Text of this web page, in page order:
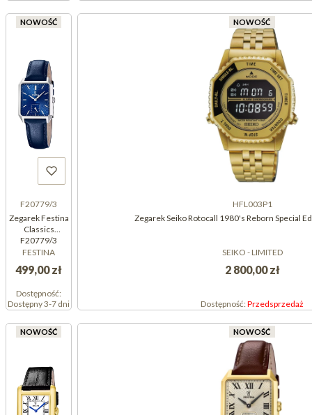
NOWOŚĆ
F20779/3
Zegarek Festina
Classics
F20779/3
(F207793)
FESTINA
499,00 zł
Dostępność:
Dostępny 3-7 dni
NOWOŚĆ
HFL003P1
Zegarek Seiko Rotocall 1980's Reborn Special
SEIKO - LIMITED
2 800,00 zł
Dostępność:Przedsprzedaż
NOWOŚĆ NOWOŚĆ